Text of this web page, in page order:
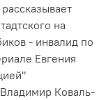
на
- инвалид по
Евгения
Коваль-